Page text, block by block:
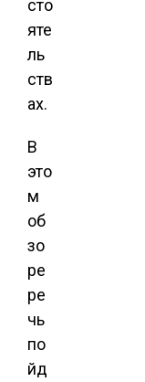
сто
яте
ль
ств
ах.
В
это
м
об
зо
ре
ре
чь
по
йд